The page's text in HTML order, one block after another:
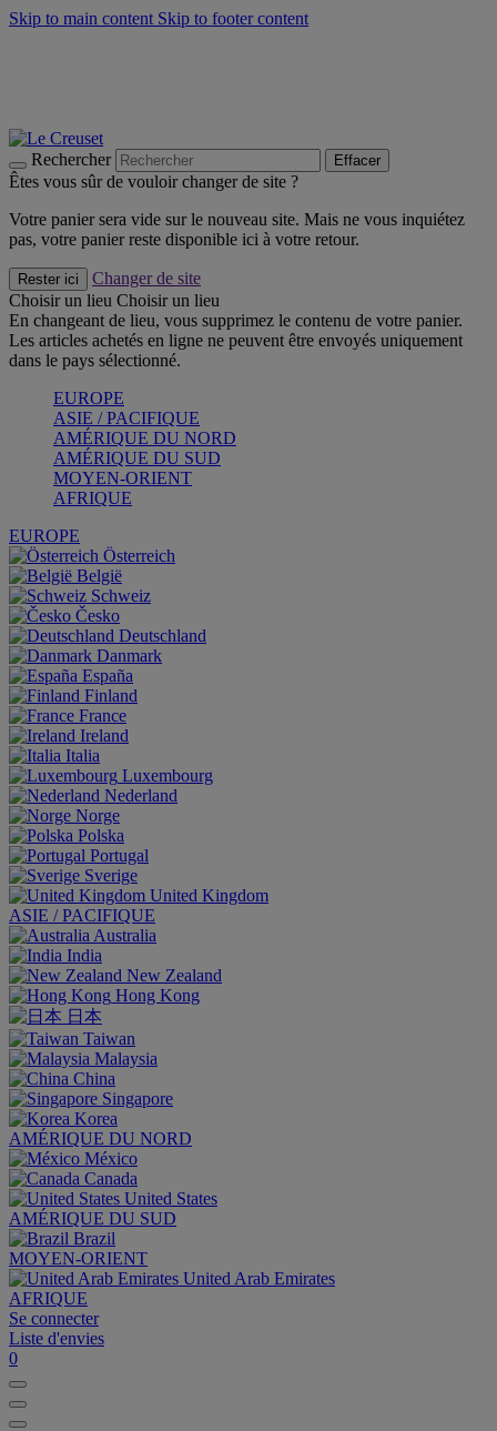
Skip to main content Skip to footer content
Rechercher Effacer
Êtes vous sûr de vouloir changer de site ?
Votre panier sera vide sur le nouveau site. Mais ne vous inquiétez
pas, votre panier reste disponible ici à votre retour.
Rester ici
Changer de site
Choisir un lieu Choisir un lieu
En changeant de lieu, vous supprimez le contenu de votre panier.
Les articles achetés en ligne ne peuvent être envoyés uniquement
dans le pays sélectionné.
EUROPE
ASIE / PACIFIQUE
AMÉRIQUE DU NORD
AMÉRIQUE DU SUD
MOYEN-ORIENT
AFRIQUE
EUROPE
Österreich
België
Schweiz
Česko
Deutschland
Danmark
España
Finland
France
Ireland
Italia
Luxembourg
Nederland
Norge
Polska
Portugal
Sverige
United Kingdom
ASIE / PACIFIQUE
Australia
India
New Zealand
Hong Kong
日本
Taiwan
Malaysia
China
Singapore
Korea
AMÉRIQUE DU NORD
México
Canada
United States
AMÉRIQUE DU SUD
Brazil
MOYEN-ORIENT
United Arab Emirates
AFRIQUE
Se connecter
Liste d'envies
0